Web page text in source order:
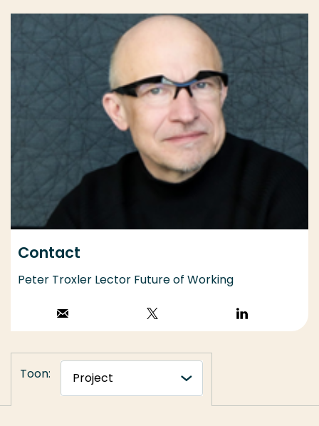
Contact
Peter Troxler Lector Future of Working
Stuur een email
LinkedIn
Toon: